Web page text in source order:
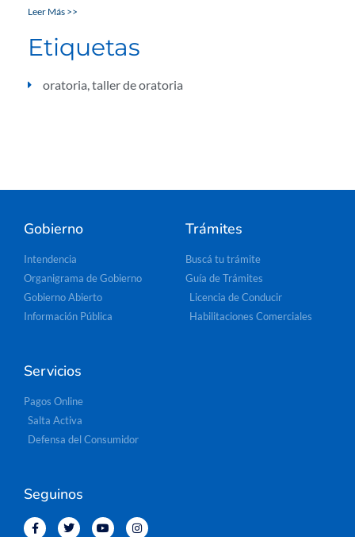
Leer Más >>
Etiquetas
oratoria,taller de oratoria
Gobierno
Intendencia
Organigrama de Gobierno
Gobierno Abierto
Información Pública
Trámites
Buscá tu trámite
Guía de Trámites
Licencia de Conducir
Habilitaciones Comerciales
Servicios
Pagos Online
Salta Activa
Defensa del Consumidor
Seguinos